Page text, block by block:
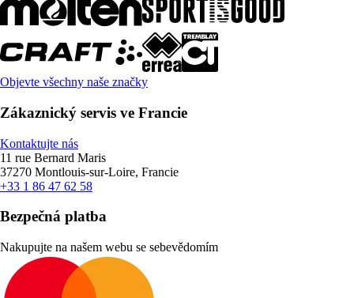
Objevte všechny naše značky
Zákaznický servis ve Francie
Kontaktujte nás
11 rue Bernard Maris
37270 Montlouis-sur-Loire, Francie
+33 1 86 47 62 58
Bezpečná platba
Nakupujte na našem webu se sebevědomím